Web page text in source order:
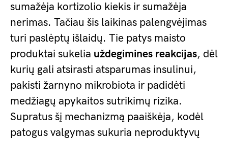
sumažėja kortizolio kiekis ir sumažėja
nerimas. Tačiau šis laikinas palengvėjimas
turi paslėptų išlaidų. Tie patys maisto
produktai sukelia uždegimines reakcijas, dėl
kurių gali atsirasti atsparumas insulinui,
pakisti žarnyno mikrobiota ir padidėti
medžiagų apykaitos sutrikimų rizika.
Supratus šį mechanizmą paaiškėja, kodėl
patogus valgymas sukuria neproduktyvų